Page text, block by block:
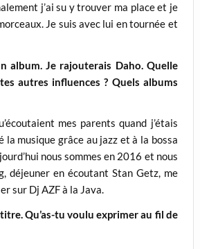
j’ai su y trouver ma place et je
Je suis avec lui en tournée et
album. Je rajouterais Daho. Quelle
autres influences ? Quels albums
mes parents quand j’étais
musique grâce au jazz et à la bossa
nous sommes en 2016 et nous
déjeuner en écoutant Stan Getz, me
sur Dj AZF à la Java.
Qu’as-tu voulu exprimer au fil de